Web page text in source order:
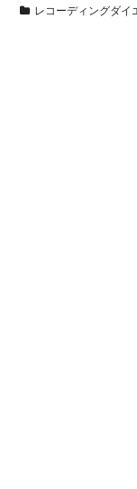
レコーディングダイ